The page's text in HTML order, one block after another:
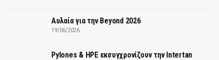
Αυλαία για την Beyond 2026
19/06/2026
Pylones & HPE εκσυγχρονίζουν την Intertan